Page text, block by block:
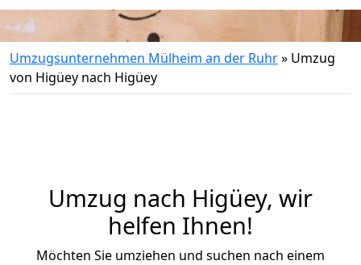
Umzugsunternehmen Mülheim an der Ruhr» Umzug
von Higüey nach Higüey
Umzug nach Higüey, wir
helfen Ihnen!
Möchten Sie umziehen und suchen nach einem